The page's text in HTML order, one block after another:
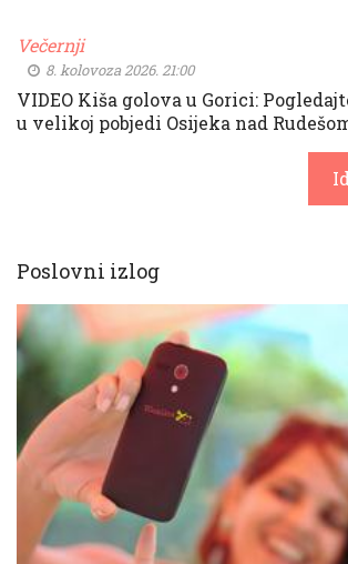
Večernji
8. kolovoza 2026. 21:00
VIDEO Kiša golova u Gorici:
u velikoj pobjedi Osijeka nad
Poslovni izlog